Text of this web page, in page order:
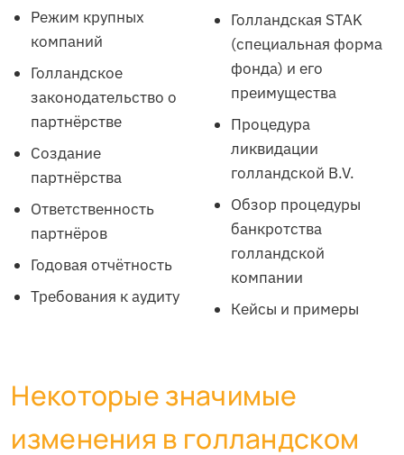
Режим крупных
компаний
Голландское
законодательство о
партнёрстве
Создание
партнёрства
Ответственность
партнёров
Годовая отчётность
Требования к аудиту
Голландская STAK
(специальная форма
фонда) и его
преимущества
Процедура
ликвидации
голландской B.V.
Обзор процедуры
банкротства
голландской
компании
Кейсы и примеры
Некоторые значимые
изменения в голландском